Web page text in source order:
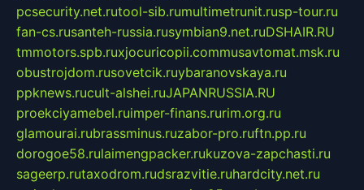
pcsecurity.net.rutool-sib.rumultimetrunit.rusp-tour.ru
fan-cs.rusanteh-russia.rusymbian9.net.ruDSHAIR.RU
tmmotors.spb.ruxjocuricopii.commusavtomat.msk.ru
obustrojdom.rusovetcik.ruybaranovskaya.ru
ppknews.rucult-alshei.ruJAPANRUSSIA.RU
proekciyamebel.ruimper-finans.rurim.org.ru
glamourai.rubrassminus.ruzabor-pro.ruftn.pp.ru
dorogoe58.rulaimengpacker.rukuzova-zapchasti.ru
sageerp.rutaxodrom.rudsrazvitie.ruhardcity.net.ru